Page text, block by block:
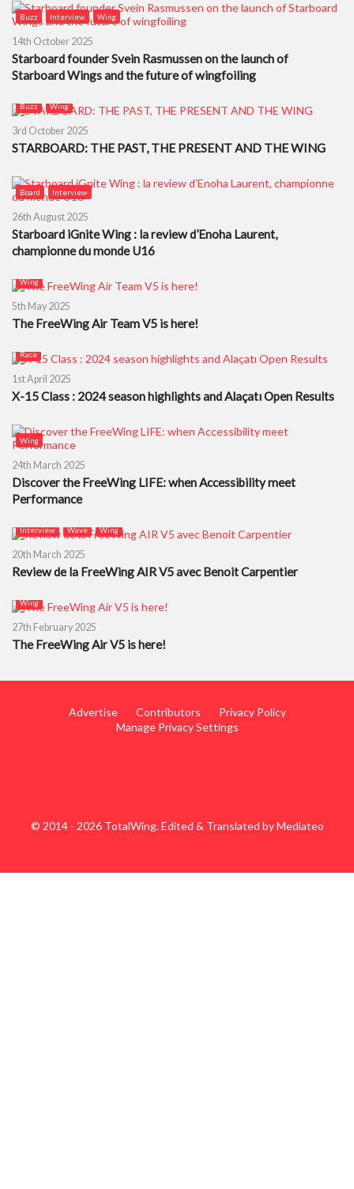
Buzz Interview Wing
14th October 2025
Starboard founder Svein Rasmussen on the launch of
Starboard Wings and the future of wingfoiling
Buzz Wing
3rd October 2025
STARBOARD: THE PAST, THE PRESENT AND THE WING
Board Interview
26th August 2025
Starboard iGnite Wing : la review d’Enoha Laurent,
championne du monde U16
Wing
5th May 2025
The FreeWing Air Team V5 is here!
Race
1st April 2025
X-15 Class : 2024 season highlights and Alaçatı Open Results
Wing
24th March 2025
Discover the FreeWing LIFE: when Accessibility meet
Performance
Interview Wave Wing
20th March 2025
Review de la FreeWing AIR V5 avec Benoit Carpentier
Wing
27th February 2025
The FreeWing Air V5 is here!
Advertise Contributors
Privacy Policy
Manage Privacy Settings
© 2014 - 2026 TotalWing. Edited & Translated byMediateo